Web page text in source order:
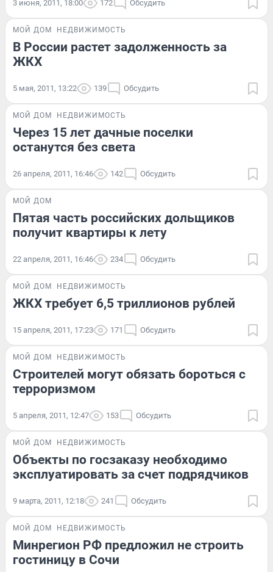
3 июня, 2011, 18:00 172 Обсудить
МОЙ ДОМ НЕДВИЖИМОСТЬ
В России растет задолженность за
ЖКХ
5 мая, 2011, 13:22 139 Обсудить
МОЙ ДОМ НЕДВИЖИМОСТЬ
Через 15 лет дачные поселки
останутся без света
26 апреля, 2011, 16:46 142 Обсудить
МОЙ ДОМ
Пятая часть российских дольщиков
получит квартиры к лету
22 апреля, 2011, 16:46 234 Обсудить
МОЙ ДОМ НЕДВИЖИМОСТЬ
ЖКХ требует 6,5 триллионов рублей
15 апреля, 2011, 17:23 171 Обсудить
МОЙ ДОМ НЕДВИЖИМОСТЬ
Строителей могут обязать бороться с
терроризмом
5 апреля, 2011, 12:47 153 Обсудить
МОЙ ДОМ НЕДВИЖИМОСТЬ
Объекты по госзаказу необходимо
эксплуатировать за счет подрядчиков
9 марта, 2011, 12:18 241 Обсудить
МОЙ ДОМ НЕДВИЖИМОСТЬ
Минрегион РФ предложил не строить
гостиницу в Сочи